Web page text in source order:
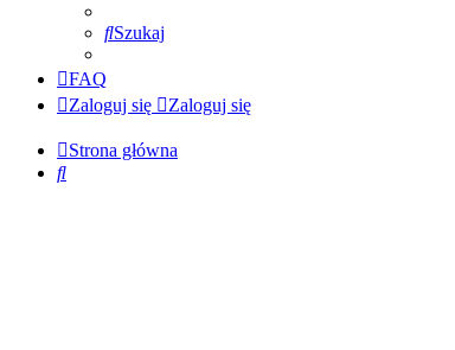
Szukaj
FAQ
Zaloguj się
Zaloguj się
Strona główna
Szukaj